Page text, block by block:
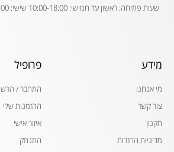
שעות פתיחה: ראשון עד חמישי: 10:00-18:00 שישי: 10:00-14:00
מידע
מי אנחנו
צור קשר
תקנון
מדיניות החזרות
פרופיל
התחבר /
ההזמנות שלי
איזור אישי
התנתק